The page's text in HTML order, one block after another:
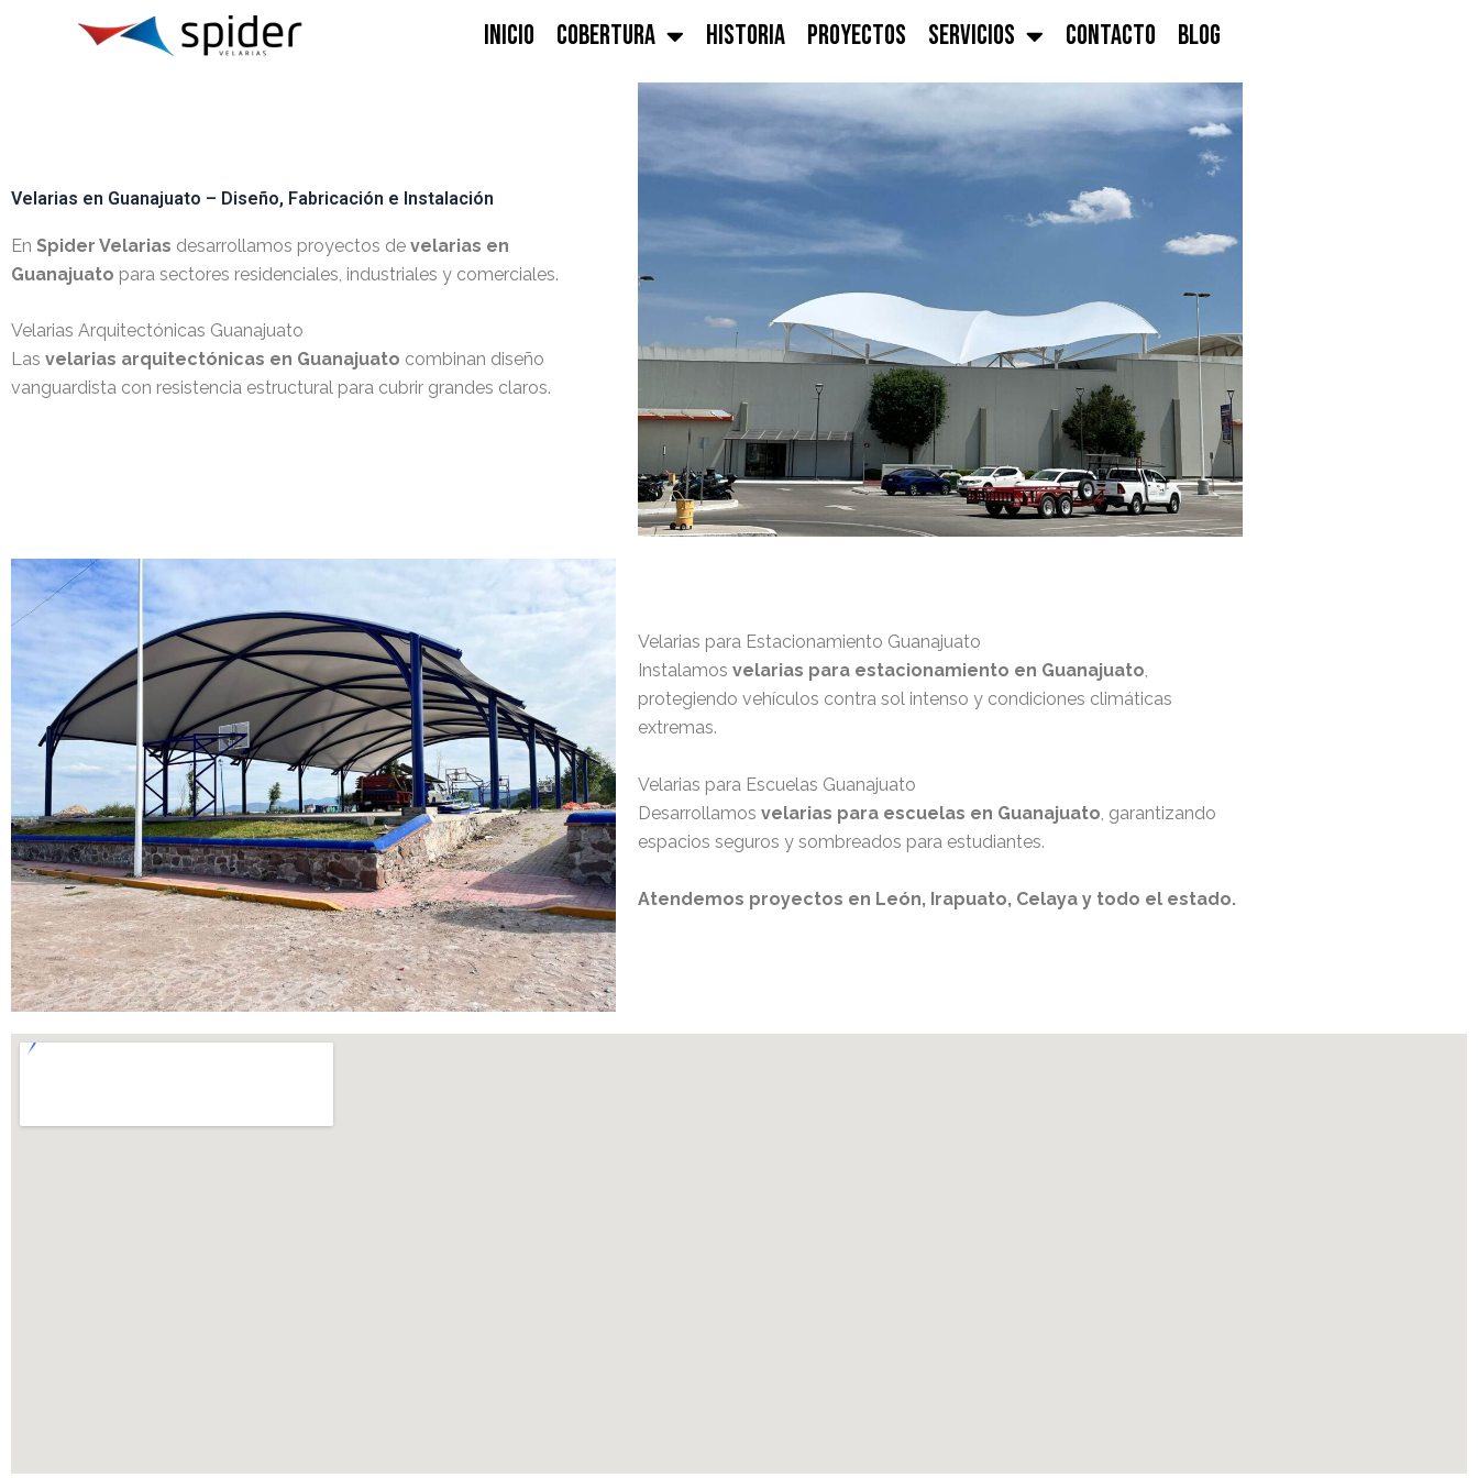
INICIO COBERTURA HISTORIA PROYECTOS SERVICIOS CONTACTO BLOG
Velarias en Guanajuato – Diseño, Fabricación e Instalación
En Spider Velarias desarrollamos proyectos de velarias en
Guanajuato para sectores residenciales, industriales y comerciales.
Velarias Arquitectónicas Guanajuato
Las velarias arquitectónicas en Guanajuato combinan diseño
vanguardista con resistencia estructural para cubrir grandes claros.
Velarias para Estacionamiento Guanajuato
Instalamos velarias para estacionamiento en Guanajuato,
protegiendo vehículos contra sol intenso y condiciones climáticas
extremas.
Velarias para Escuelas Guanajuato
Desarrollamos velarias para escuelas en Guanajuato, garantizando
espacios seguros y sombreados para estudiantes.
Atendemos proyectos en León, Irapuato, Celaya y todo el estado.